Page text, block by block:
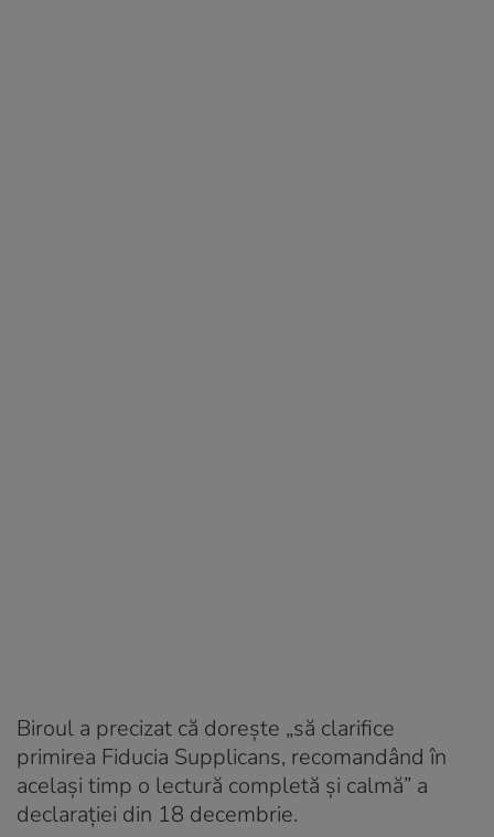
Biroul a precizat că dorește „să clarifice
primirea Fiducia Supplicans, recomandând în
același timp o lectură completă și calmă” a
declarației din 18 decembrie.